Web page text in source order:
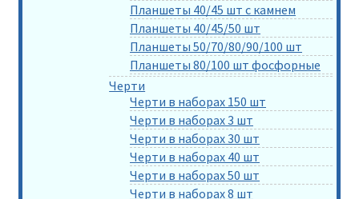
Планшеты 40/45 шт с камнем
Планшеты 40/45/50 шт
Планшеты 50/70/80/90/100 шт
Планшеты 80/100 шт фосфорные
Черти
Черти в наборах 150 шт
Черти в наборах 3 шт
Черти в наборах 30 шт
Черти в наборах 40 шт
Черти в наборах 50 шт
Черти в наборах 8 шт